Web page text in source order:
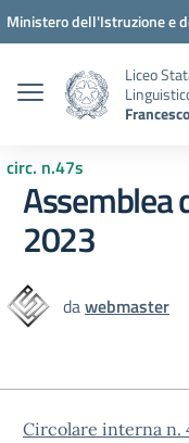
Vai ai contenuti
Vai al menu di navigazione
Vai al footer
Ministero dell'Istruzione e
Liceo
circ. n.47s
Assemblea
2023
dawebmaster
Circolare interna n.